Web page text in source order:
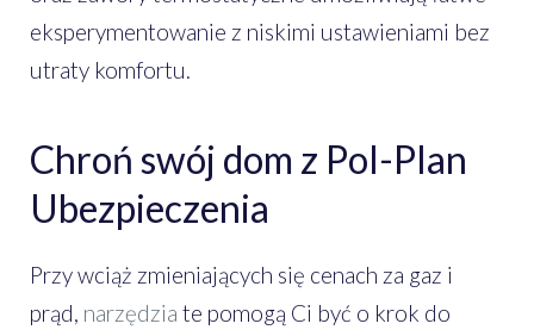
eksperymentowanie z niskimi ustawieniami bez
utraty komfortu.
Chroń swój dom z Pol-Plan
Ubezpieczenia
Przy wciąż zmieniających się cenach za gaz i
prąd, narzędzia te pomogą Ci być o krok do